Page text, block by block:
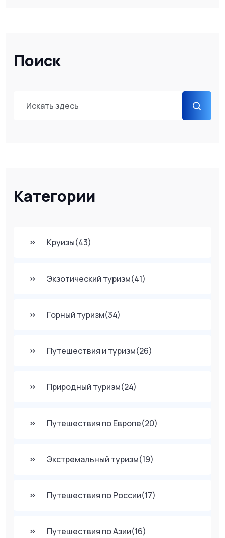
Поиск
Категории
Круизы(43)
Экзотический туризм(41)
Горный туризм(34)
Путешествия и туризм(26)
Природный туризм(24)
Путешествия по Европе(20)
Экстремальный туризм(19)
Путешествия по России(17)
Путешествия по Азии(16)